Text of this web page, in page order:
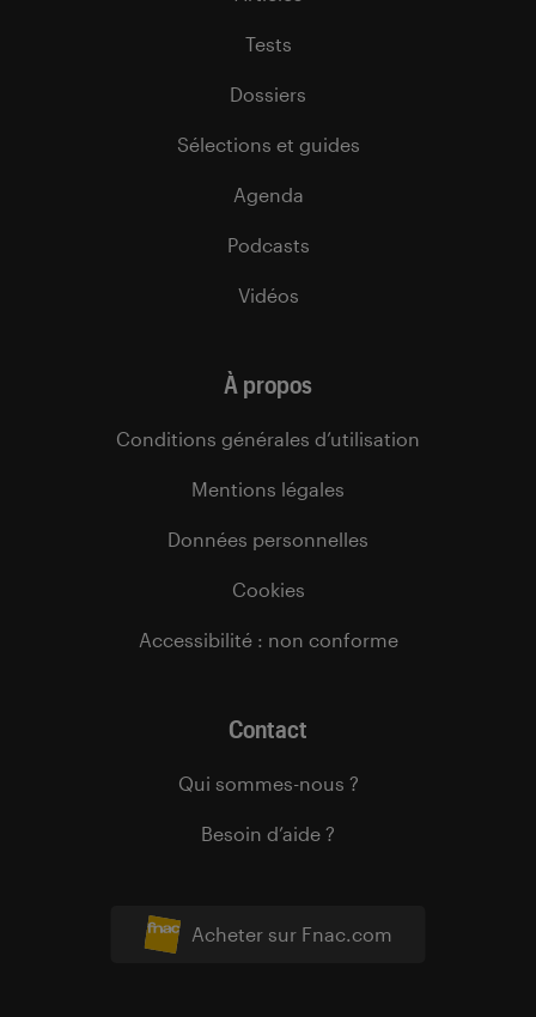
Acheter sur Fnac.com
Tests
Dossiers
Sélections et guides
Agenda
Podcasts
Vidéos
À propos
Conditions générales d’utilisation
Mentions légales
Données personnelles
Cookies
Accessibilité : non conforme
Contact
Qui sommes-nous ?
Besoin d’aide ?